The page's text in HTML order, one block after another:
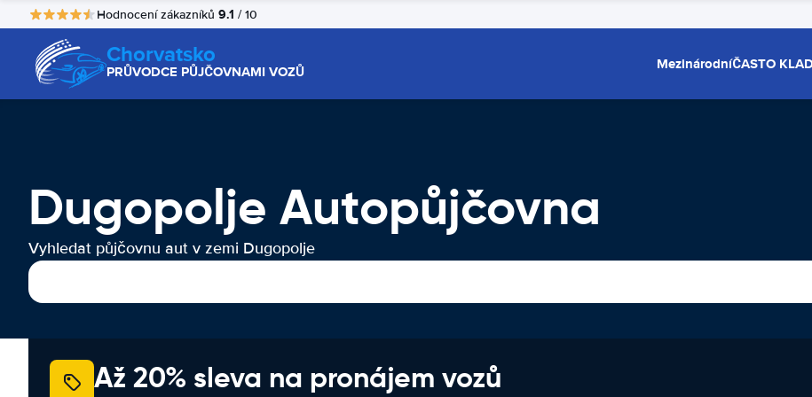
Hodnocení zákazníků 9.1 / 10
Chorvatsko
PRŮVODCE PŮJČOVNAMI VOZŮ MezinárodníČASTO
Dugopolje Autopůjčovna
Vyhledat půjčovnu aut v zemi Dugopolje
Až 20% sleva na pronájem vozů